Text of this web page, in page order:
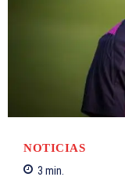
NOTICIAS
3 min.